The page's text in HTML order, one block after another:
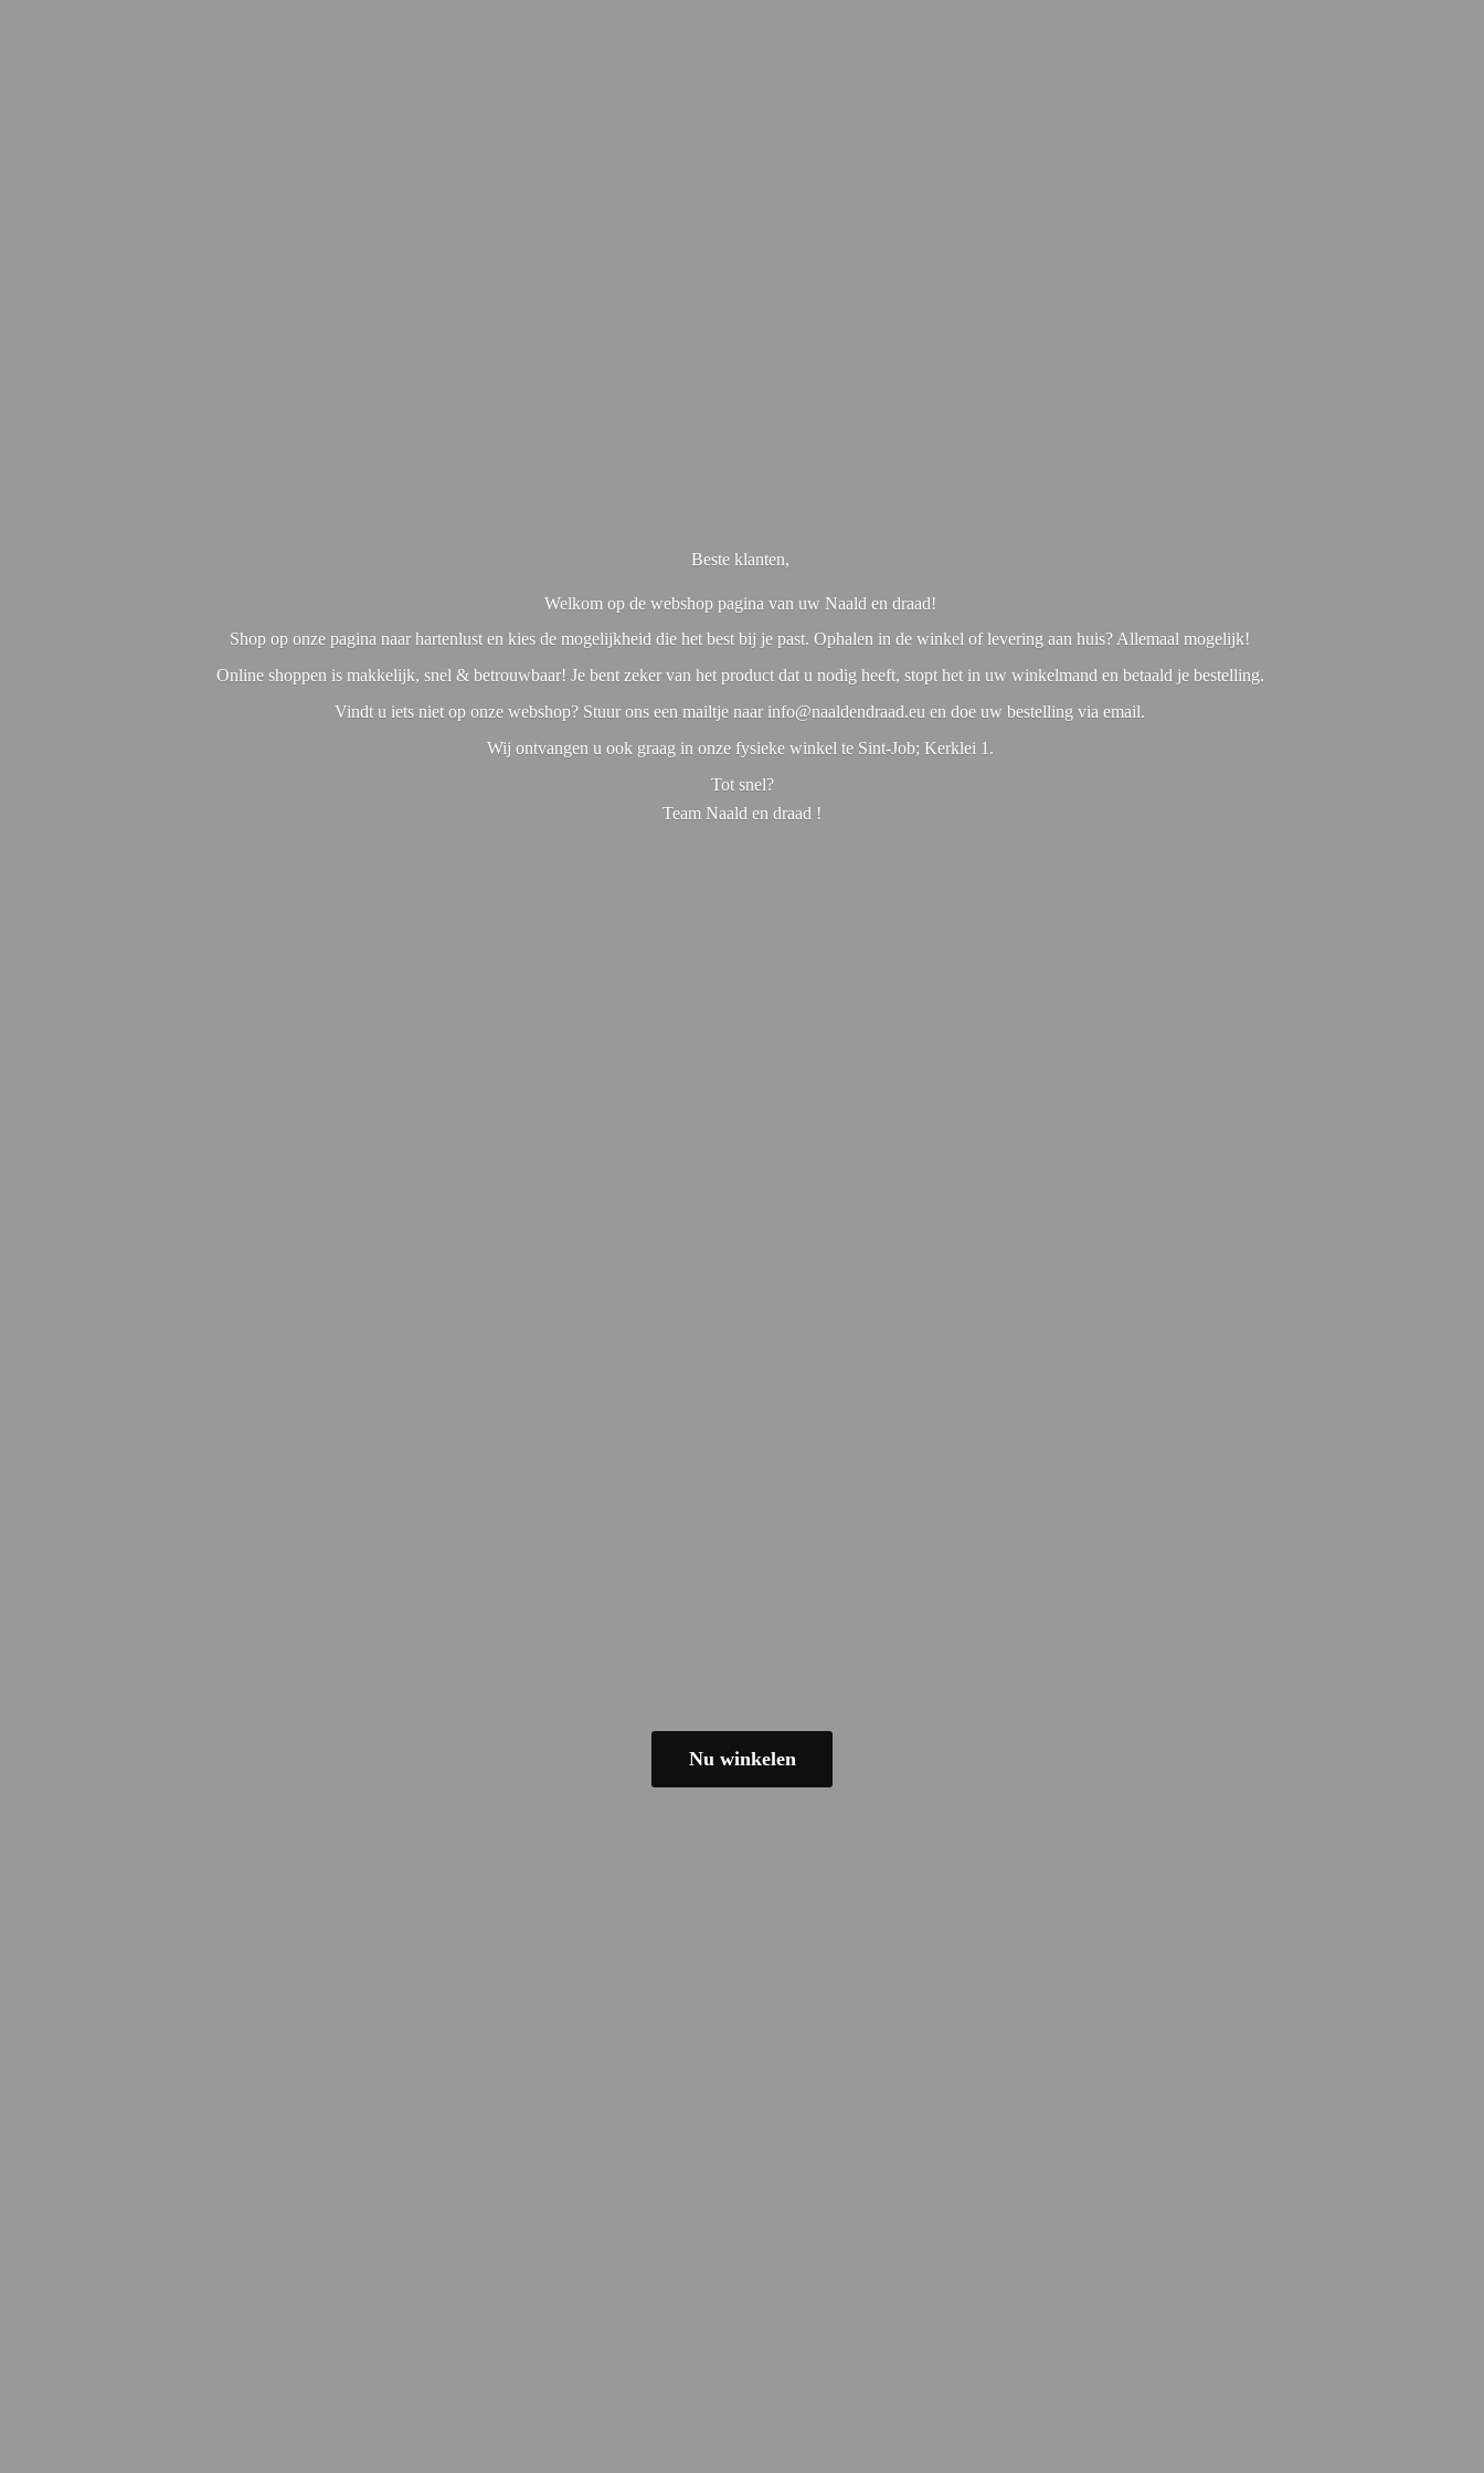
Beste klanten,
Welkom op de webshop pagina van uw Naald en draad!
Shop op onze pagina naar hartenlust en kies de mogelijkheid die het best bij je past. Ophalen in de winkel of levering aan huis? Allemaal mogelijk!
Online shoppen is makkelijk, snel & betrouwbaar! Je bent zeker van het product dat u nodig heeft, stopt het in uw winkelmand en betaald je bestelling.
Vindt u iets niet op onze webshop? Stuur ons een mailtje naar info@naaldendraad.eu en doe uw bestelling via email.
Wij ontvangen u ook graag in onze fysieke winkel te Sint-Job; Kerklei 1.
Tot snel?
Team Naald en draad !
Nu winkelen